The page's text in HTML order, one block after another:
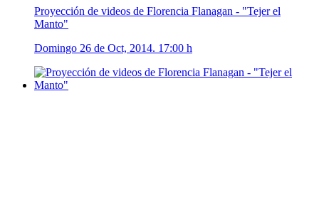
Proyección de videos de Florencia Flanagan - "Tejer el
Manto"
Domingo 26 de Oct, 2014. 17:00 h